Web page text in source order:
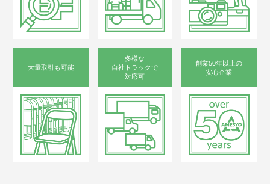
大量取引も可能
多様な
自社トラックで
対応可
創業50年以上の
安心企業